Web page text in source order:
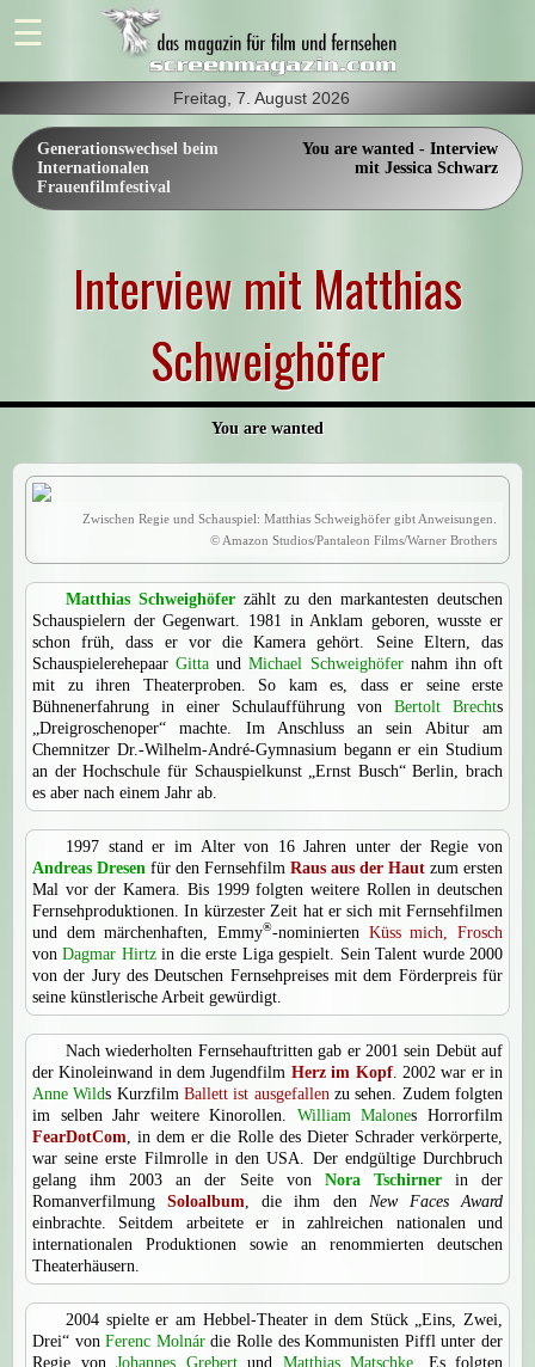
Freitag, 7. August 2026
Generationswechsel beim
Internationalen
Frauenfilmfestival
You are wanted - Interview
mit Jessica Schwarz
Interview mit Matthias
Schweighöfer
You are wanted
Zwischen Regie und Schauspiel: Matthias Schweighöfer gibt Anweisungen.
© Amazon Studios/Pantaleon Films/Warner Brothers
Matthias Schweighöfer zählt zu den markantesten deutschen
Schauspielern der Gegenwart. 1981 in Anklam geboren, wusste er
schon früh, dass er vor die Kamera gehört. Seine Eltern, das
SchauspielerehepaarGitta undMichael Schweighöfernahm ihn oft
mit zu ihren Theaterproben. So kam es, dass er seine erste
Bühnenerfahrung in einer Schulaufführung von Bertolt Brechts
„Dreigroschenoper“ machte. Im Anschluss an sein Abitur am
Chemnitzer Dr.-Wilhelm-André-Gymnasium begann er ein Studium
an der Hochschule für Schauspielkunst „Ernst Busch“ Berlin, brach
es aber nach einem Jahr ab.
1997 stand er im Alter von 16 Jahren unter der Regie von
Andreas Dresen für den Fernsehfilm Raus aus der Haut zum ersten
Mal vor der Kamera. Bis 1999 folgten weitere Rollen in deutschen
Fernsehproduktionen. In kürzester Zeit hat er sich mit Fernsehfilmen
und dem märchenhaften, Emmy®-nominierten Küss mich, Frosch
vonDagmar Hirtzin die erste Liga gespielt. Sein Talent wurde 2000
von der Jury des Deutschen Fernsehpreises mit dem Förderpreis für
seine künstlerische Arbeit gewürdigt.
Nach wiederholten Fernsehauftritten gab er 2001 sein Debüt auf
der Kinoleinwand in dem Jugendfilm Herz im Kopf. 2002 war er in
Anne Wilds KurzfilmBallett ist ausgefallen zu sehen. Zudem folgten
im selben Jahr weitere Kinorollen. William Malones Horrorfilm
FearDotCom , in dem er die Rolle des Dieter Schrader verkörperte,
war seine erste Filmrolle in den USA. Der endgültige Durchbruch
gelang ihm 2003 an der Seite von Nora Tschirnerin der
RomanverfilmungSoloalbum , die ihm den New Faces Award
einbrachte. Seitdem arbeitete er in zahlreichen nationalen und
internationalen Produktionen sowie an renommierten deutschen
Theaterhäusern.
2004 spielte er am Hebbel-Theater in dem Stück „Eins, Zwei,
Drei“ vonFerenc Molnárdie Rolle des Kommunisten Piffl unter der
Regie von Johannes Grebertund Matthias Matschke . Es folgten